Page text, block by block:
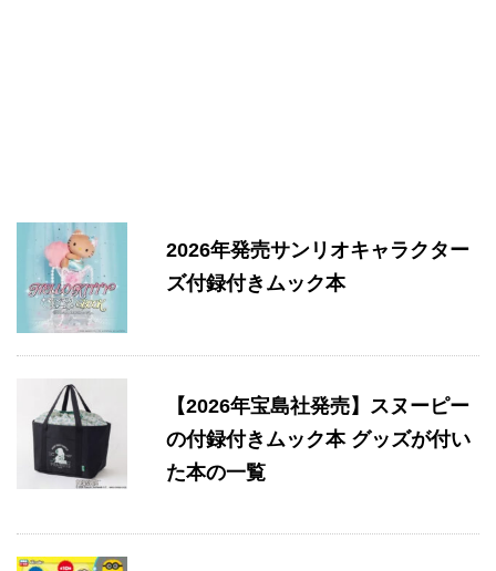
2026年発売サンリオキャラクター
ズ付録付きムック本
【2026年宝島社発売】スヌーピー
の付録付きムック本 グッズが付い
た本の一覧